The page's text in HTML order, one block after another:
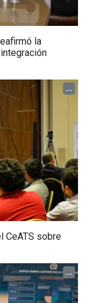
la
...
CeATS sobre
...